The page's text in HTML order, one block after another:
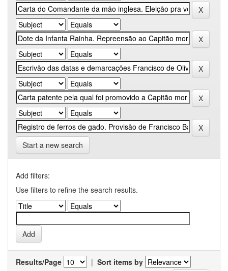
Start a new search
Add filters:
Use filters to refine the search results.
Results/Page | Sort items by